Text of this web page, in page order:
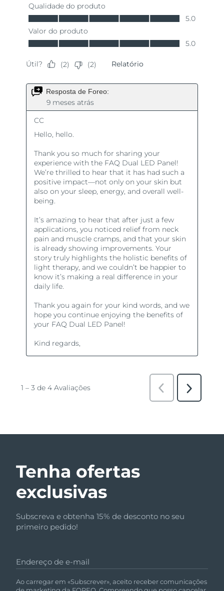
Tenha ofertas
exclusivas
Subscreva e obtenha 15% de desconto no seu
primeiro pedido!
Endereço de e-mail
Ao carregar em «Subscrever», aceito receber comunicações